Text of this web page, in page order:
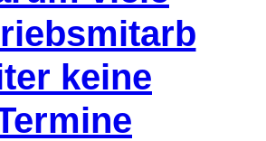
keine